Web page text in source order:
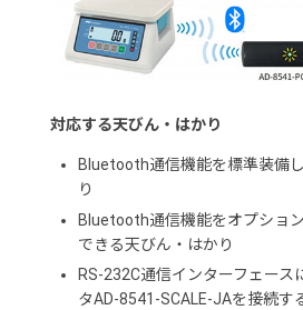
対応する天びん・はかり
Bluetooth通信機能を標準装備
り
Bluetooth通信機能をオプショ
できる天びん・はかり
RS-232C通信インターフェー
タAD-8541-SCALE-JAを接続す